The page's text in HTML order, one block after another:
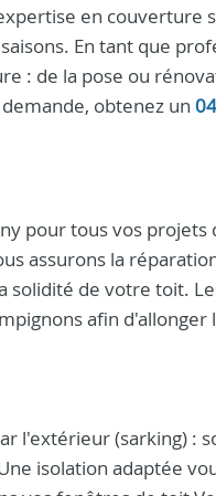
en couverture
En tant que
: de la pose ou
obtenez un
pour tous vos
assurons la
solidité de votre toit.
afin d'allonger
l'extérieur (sarking) :
isolation adaptée